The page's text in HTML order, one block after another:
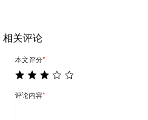
相关评论
本文评分*
评论内容*